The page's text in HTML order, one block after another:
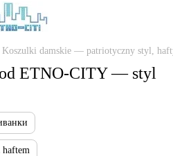
Koszulki damskie — patriotyczny styl,
ETNO-CITY — styl
haftem